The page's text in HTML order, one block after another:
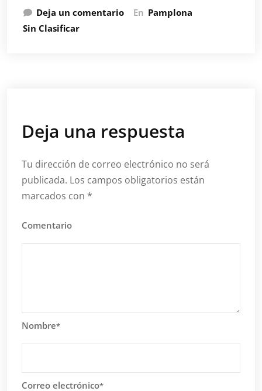
Deja un comentario En Pamplona
Sin Clasificar
Deja una respuesta
Tu dirección de correo electrónico no será
publicada. Los campos obligatorios están
marcados con *
Comentario
Nombre*
Correo electrónico*